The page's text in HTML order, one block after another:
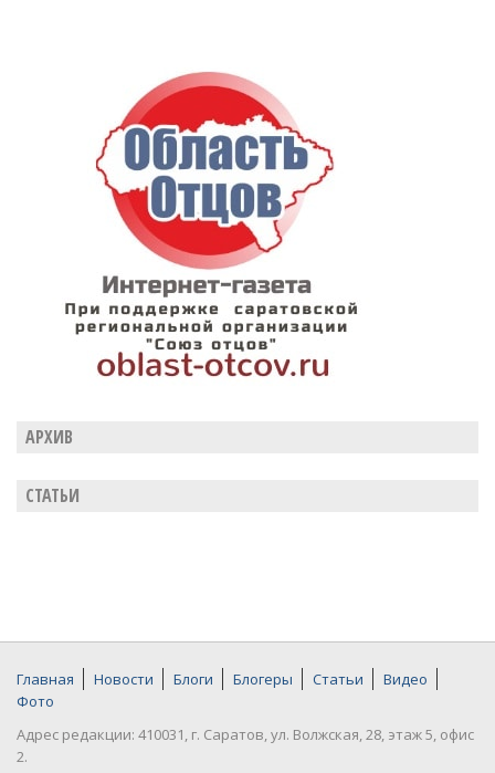
АРХИВ
СТАТЬИ
Главная Новости Блоги Блогеры Статьи
Видео
Фото
Адрес редакции: 410031, г. Саратов, ул. Волжская, 28, этаж 5, офис
2.